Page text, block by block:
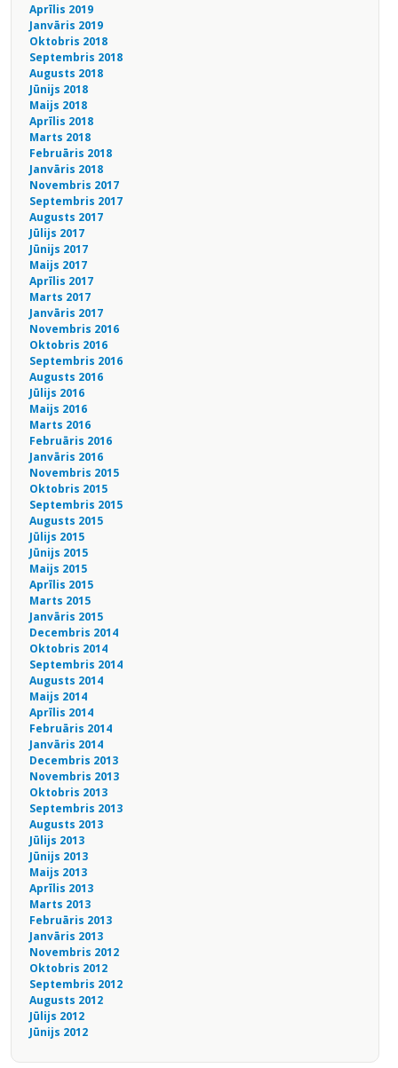
Aprīlis 2019
Janvāris 2019
Oktobris 2018
Septembris 2018
Augusts 2018
Jūnijs 2018
Maijs 2018
Aprīlis 2018
Marts 2018
Februāris 2018
Janvāris 2018
Novembris 2017
Septembris 2017
Augusts 2017
Jūlijs 2017
Jūnijs 2017
Maijs 2017
Aprīlis 2017
Marts 2017
Janvāris 2017
Novembris 2016
Oktobris 2016
Septembris 2016
Augusts 2016
Jūlijs 2016
Maijs 2016
Marts 2016
Februāris 2016
Janvāris 2016
Novembris 2015
Oktobris 2015
Septembris 2015
Augusts 2015
Jūlijs 2015
Jūnijs 2015
Maijs 2015
Aprīlis 2015
Marts 2015
Janvāris 2015
Decembris 2014
Oktobris 2014
Septembris 2014
Augusts 2014
Maijs 2014
Aprīlis 2014
Februāris 2014
Janvāris 2014
Decembris 2013
Novembris 2013
Oktobris 2013
Septembris 2013
Augusts 2013
Jūlijs 2013
Jūnijs 2013
Maijs 2013
Aprīlis 2013
Marts 2013
Februāris 2013
Janvāris 2013
Novembris 2012
Oktobris 2012
Septembris 2012
Augusts 2012
Jūlijs 2012
Jūnijs 2012